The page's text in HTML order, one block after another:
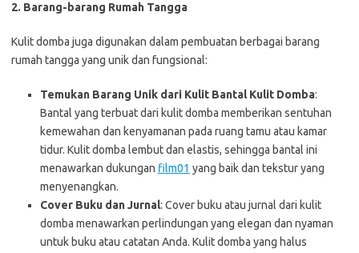
2. Barang-barang Rumah Tangga
Kulit domba juga digunakan dalam pembuatan berbagai barang
rumah tangga yang unik dan fungsional:
Temukan Barang Unik dari Kulit Bantal Kulit Domba:
Bantal yang terbuat dari kulit domba memberikan sentuhan
kemewahan dan kenyamanan pada ruang tamu atau kamar
tidur. Kulit domba lembut dan elastis, sehingga bantal ini
menawarkan dukungan film01 yang baik dan tekstur yang
menyenangkan.
Cover Buku dan Jurnal: Cover buku atau jurnal dari kulit
domba menawarkan perlindungan yang elegan dan nyaman
untuk buku atau catatan Anda. Kulit domba yang halus